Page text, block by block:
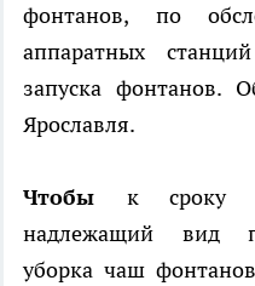
фонтанов, по
аппаратных
запуска фонтанов.
Ярославля.
Чтобы к сроку
надлежащий вид
уборка чаш